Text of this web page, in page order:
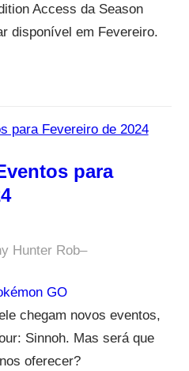
Access da Season
disponível em Fevereiro.
para
Hunter Rob–
GO
chegam novos eventos,
Sinnoh. Mas será que
oferecer?